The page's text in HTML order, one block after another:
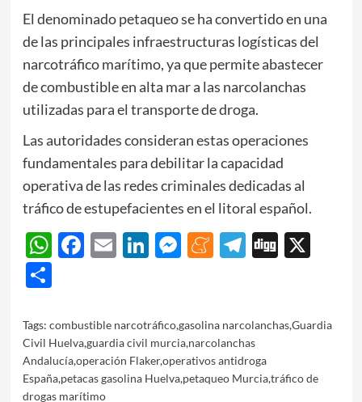
El denominado petaqueo se ha convertido en una
de las principales infraestructuras logísticas del
narcotráfico marítimo, ya que permite abastecer
de combustible en alta mar a las narcolanchas
utilizadas para el transporte de droga.
Las autoridades consideran estas operaciones
fundamentales para debilitar la capacidad
operativa de las redes criminales dedicadas al
tráfico de estupefacientes en el litoral español.
WhatsApp
Facebook
EmailLinkedIn
Messenger
Meneame
Telegram
Digg
X
Share
Tags: combustible narcotráfico,gasolina narcolanchas,Guardia
Civil Huelva,guardia civil murcia,narcolanchas
Andalucía,operación Flaker,operativos antidroga
España,petacas gasolina Huelva,petaqueo Murcia,tráfico de
drogas marítimo